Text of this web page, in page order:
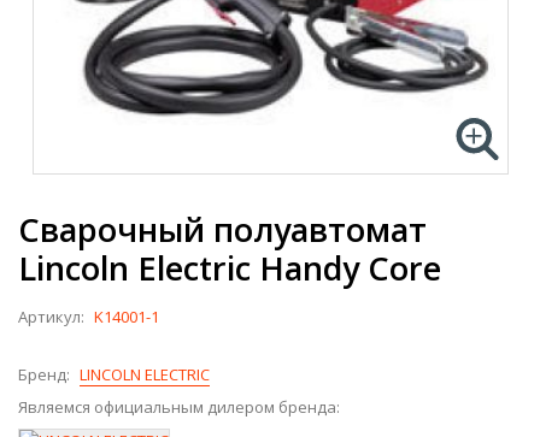
Сварочный полуавтомат
Lincoln Electric Handy Core
Артикул: K14001-1
Бренд: LINCOLN ELECTRIC
Являемся официальным дилером бренда: